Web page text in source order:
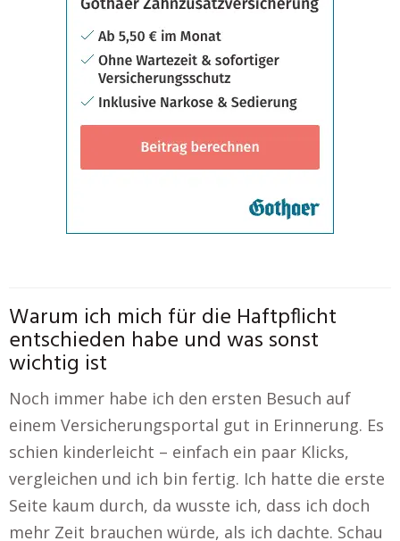
Warum ich mich für die Haftpflicht
entschieden habe und was sonst
wichtig ist
Noch immer habe ich den ersten Besuch auf
einem Versicherungsportal gut in Erinnerung. Es
schien kinderleicht – einfach ein paar Klicks,
vergleichen und ich bin fertig. Ich hatte die erste
Seite kaum durch, da wusste ich, dass ich doch
mehr Zeit brauchen würde, als ich dachte. Schau